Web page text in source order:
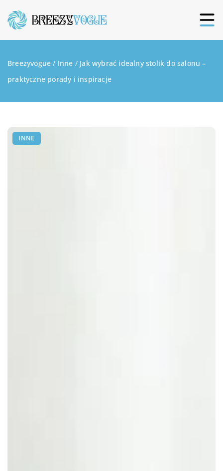
Breezyvogue / Inne / Jak wybrać idealny stolik do salonu –
praktyczne porady i inspiracje
INNE